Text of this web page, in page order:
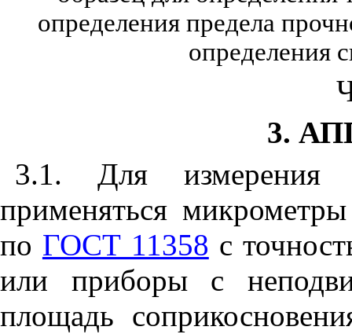
определения предела
определения
3.
3.1. Для измерения
применяться
по ГОСТ 11358 с
или приборы с
площадь